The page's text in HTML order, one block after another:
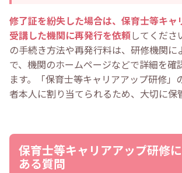
修了証を紛失した場合は、保育士等キャ
受講した機関に再発行を依頼してくださ
の手続き方法や再発行料は、研修機関に
で、機関のホームページなどで詳細を確
ます。「保育士等キャリアアップ研修」
者本人に割り当てられるため、大切に保
保育士等キャリアアップ研修に
ある質問